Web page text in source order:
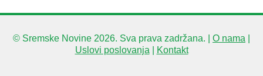
© Sremske Novine 2026. Sva prava zadržana. | O nama
Uslovi poslovanja
Kontakt